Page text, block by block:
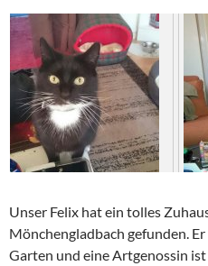
Unser Felix hat ein tolles
Mönchengladbach gefunden.
Garten und eine Artgenossin